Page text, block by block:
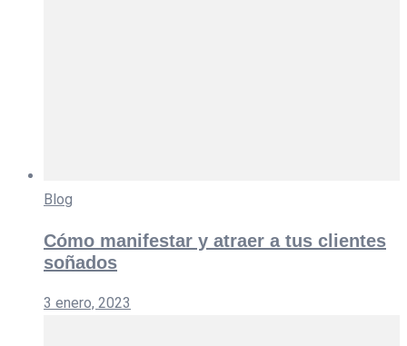
Blog
Cómo manifestar y atraer a tus clientes
soñados
3 enero, 2023